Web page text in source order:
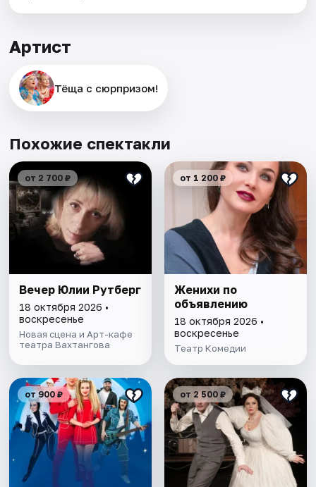
Артист
Тёща с сюрпризом!
Похожие спектакли
от 2 700 ₽
Вечер Юлии Рутберг
18 октября 2026 •
воскресенье
Новая сцена и Арт-кафе
театра Вахтангова
от 1 200 ₽
Женихи по
объявлению
18 октября 2026 •
воскресенье
Театр Комедии
от 900 ₽ от 2 500 ₽